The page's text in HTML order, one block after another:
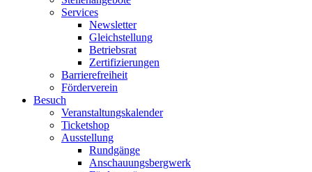
Services
Newsletter
Gleichstellung
Betriebsrat
Zertifizierungen
Barrierefreiheit
Förderverein
Besuch
Veranstaltungskalender
Ticketshop
Ausstellung
Rundgänge
Anschauungsbergwerk